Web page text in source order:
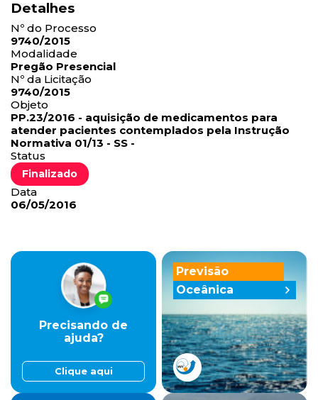
Detalhes
Nº do Processo
9740/2015
Modalidade
Pregão Presencial
Nº da Licitação
9740/2015
Objeto
PP.23/2016 - aquisição de medicamentos para
atender pacientes contemplados pela Instrução
Normativa 01/13 - SS -
Status
Finalizado
Data
06/05/2016
Previsão
Oceânica
Precisando de
ajuda?
Clique aqui